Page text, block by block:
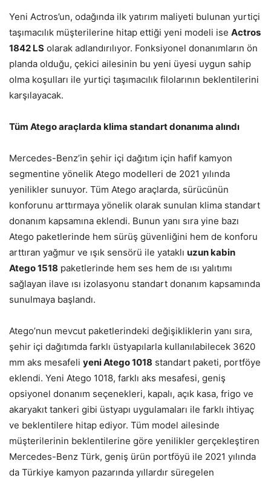
Yeni Actros’un, odağında ilk yatırım maliyeti bulunan yurtiçi
taşımacılık müşterilerine hitap ettiği yeni modeli ise Actros
1842 LS olarak adlandırılıyor. Fonksiyonel donanımların ön
planda olduğu, çekici ailesinin bu yeni üyesi uygun sahip
olma koşulları ile yurtiçi taşımacılık filolarının beklentilerini
karşılayacak.
Tüm Atego araçlarda klima standart donanıma alındı
Mercedes-Benz’in şehir içi dağıtım için hafif kamyon
segmentine yönelik Atego modelleri de 2021 yılında
yenilikler sunuyor. Tüm Atego araçlarda, sürücünün
konforunu arttırmaya yönelik olarak sunulan klima standart
donanım kapsamına eklendi. Bunun yanı sıra yine bazı
Atego paketlerinde hem sürüş güvenliğini hem de konforu
arttıran yağmur ve ışık sensörü ile yataklı uzun kabin
Atego 1518 paketlerinde hem ses hem de ısı yalıtımı
sağlayan ilave ısı izolasyonu standart donanım kapsamında
sunulmaya başlandı.
Atego’nun mevcut paketlerindeki değişikliklerin yanı sıra,
şehir içi dağıtımda farklı üstyapılarla kullanılabilecek 3620
mm aks mesafeli yeni Atego 1018 standart paketi, portföye
eklendi. Yeni Atego 1018, farklı aks mesafesi, geniş
opsiyonel donanım seçenekleri, kapalı, açık kasa, frigo ve
akaryakıt tankeri gibi üstyapı uygulamaları ile farklı ihtiyaç
ve beklentilere hitap ediyor. Tüm model ailesinde
müşterilerinin beklentilerine göre yenilikler gerçekleştiren
Mercedes-Benz Türk, geniş ürün portföyü ile 2021 yılında
da Türkiye kamyon pazarında yıllardır süregelen